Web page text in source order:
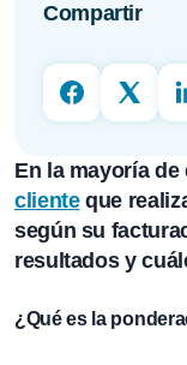
Compartir
En la mayoría
clienteque
según su
resultados y
¿Qué es la